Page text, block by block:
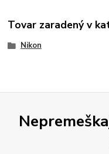
Tovar zaradený v
Nikon